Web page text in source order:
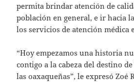
permita brindar atención de
población en general, e ir hacia
los servicios de atención médica
“Hoy empezamos una historia
contigo a la cabeza del destino
las oaxaqueñas”, le expresó Zoé